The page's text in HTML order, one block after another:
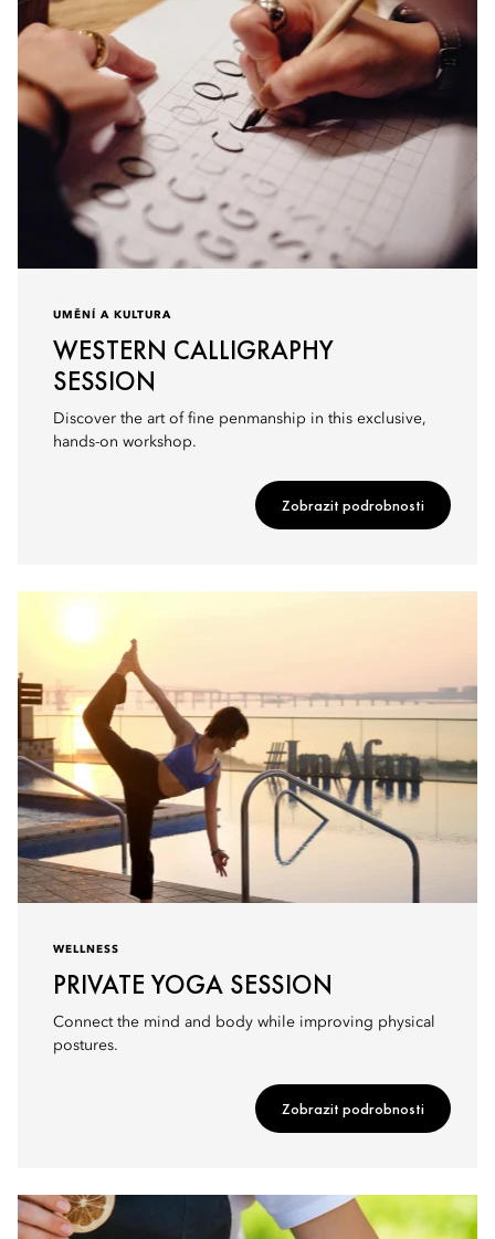
UMĚNÍ A KULTURA
WESTERN CALLIGRAPHY
SESSION
Discover the art of fine penmanship in this exclusive,
hands-on workshop.
Zobrazit podrobnosti
WELLNESS
PRIVATE YOGA SESSION
Connect the mind and body while improving physical
postures.
Zobrazit podrobnosti